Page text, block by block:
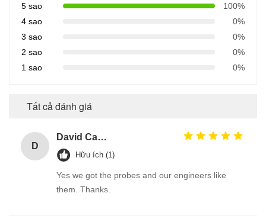
5 sao
100%
4 sao
0%
3 sao
0%
2 sao
0%
1 sao
0%
Tất cả đánh giá
D
David Calabro
Hữu ích (1)
Yes we got the probes and our engineers like
them. Thanks.